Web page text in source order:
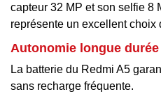
capteur 32 MP et son selfie 8
représente un excellent choix
Autonomie longue durée
La batterie du Redmi A5
sans recharge fréquente.